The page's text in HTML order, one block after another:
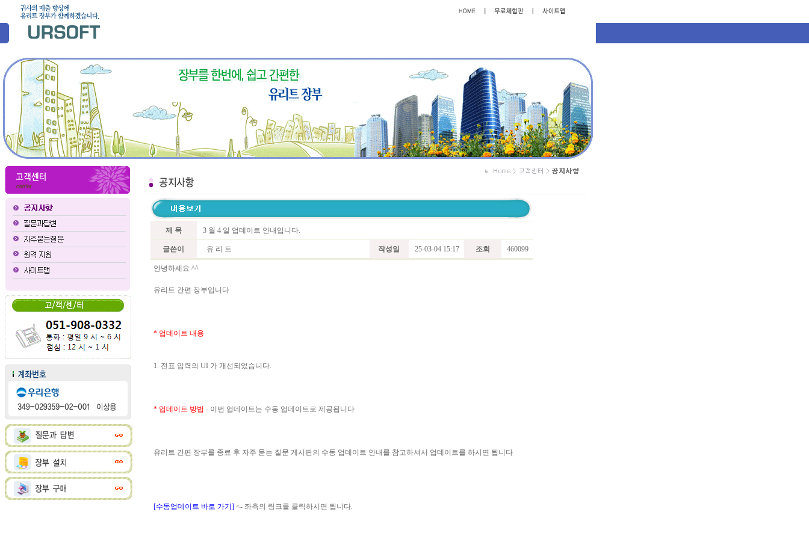
제 목 3 월 4 일 업데이트 안내입니다.
글쓴이 유 리 트 작성일 25-03-04 15:17 조회 460099
안녕하세요 ^^
유리트 간편 장부입니다
* 업데이트 내용
1. 전표 입력의 UI 가 개선되었습니다.
* 업데이트 방법 - 이번 업데이트는 수동 업데이트로 제공됩니다
유리트 간편 장부를 종료 후 자주 묻는 질문 게시판의 수동 업데이트 안내를 참고하셔서 업데이트를 하시면 됩니다
[수동업데이트 바로 가기] <- 좌측의 링크를 클릭하시면 됩니다.